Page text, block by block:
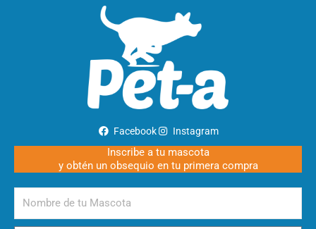
Facebook Instagram
Inscribe a tu mascota
y obtén un obsequio en tu primera compra
de
tu